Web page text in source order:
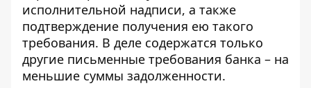
исполнительной надписи, а также
подтверждение получения ею такого
требования. В деле содержатся только
другие письменные требования банка – на
меньшие суммы задолженности.